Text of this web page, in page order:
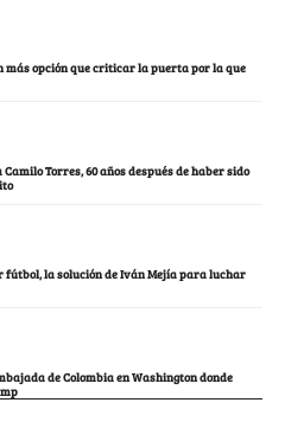
más opción que criticar la puerta por la que
Torres, 60 años después de haber sido
la solución de Iván Mejía para luchar
de Colombia en Washington donde